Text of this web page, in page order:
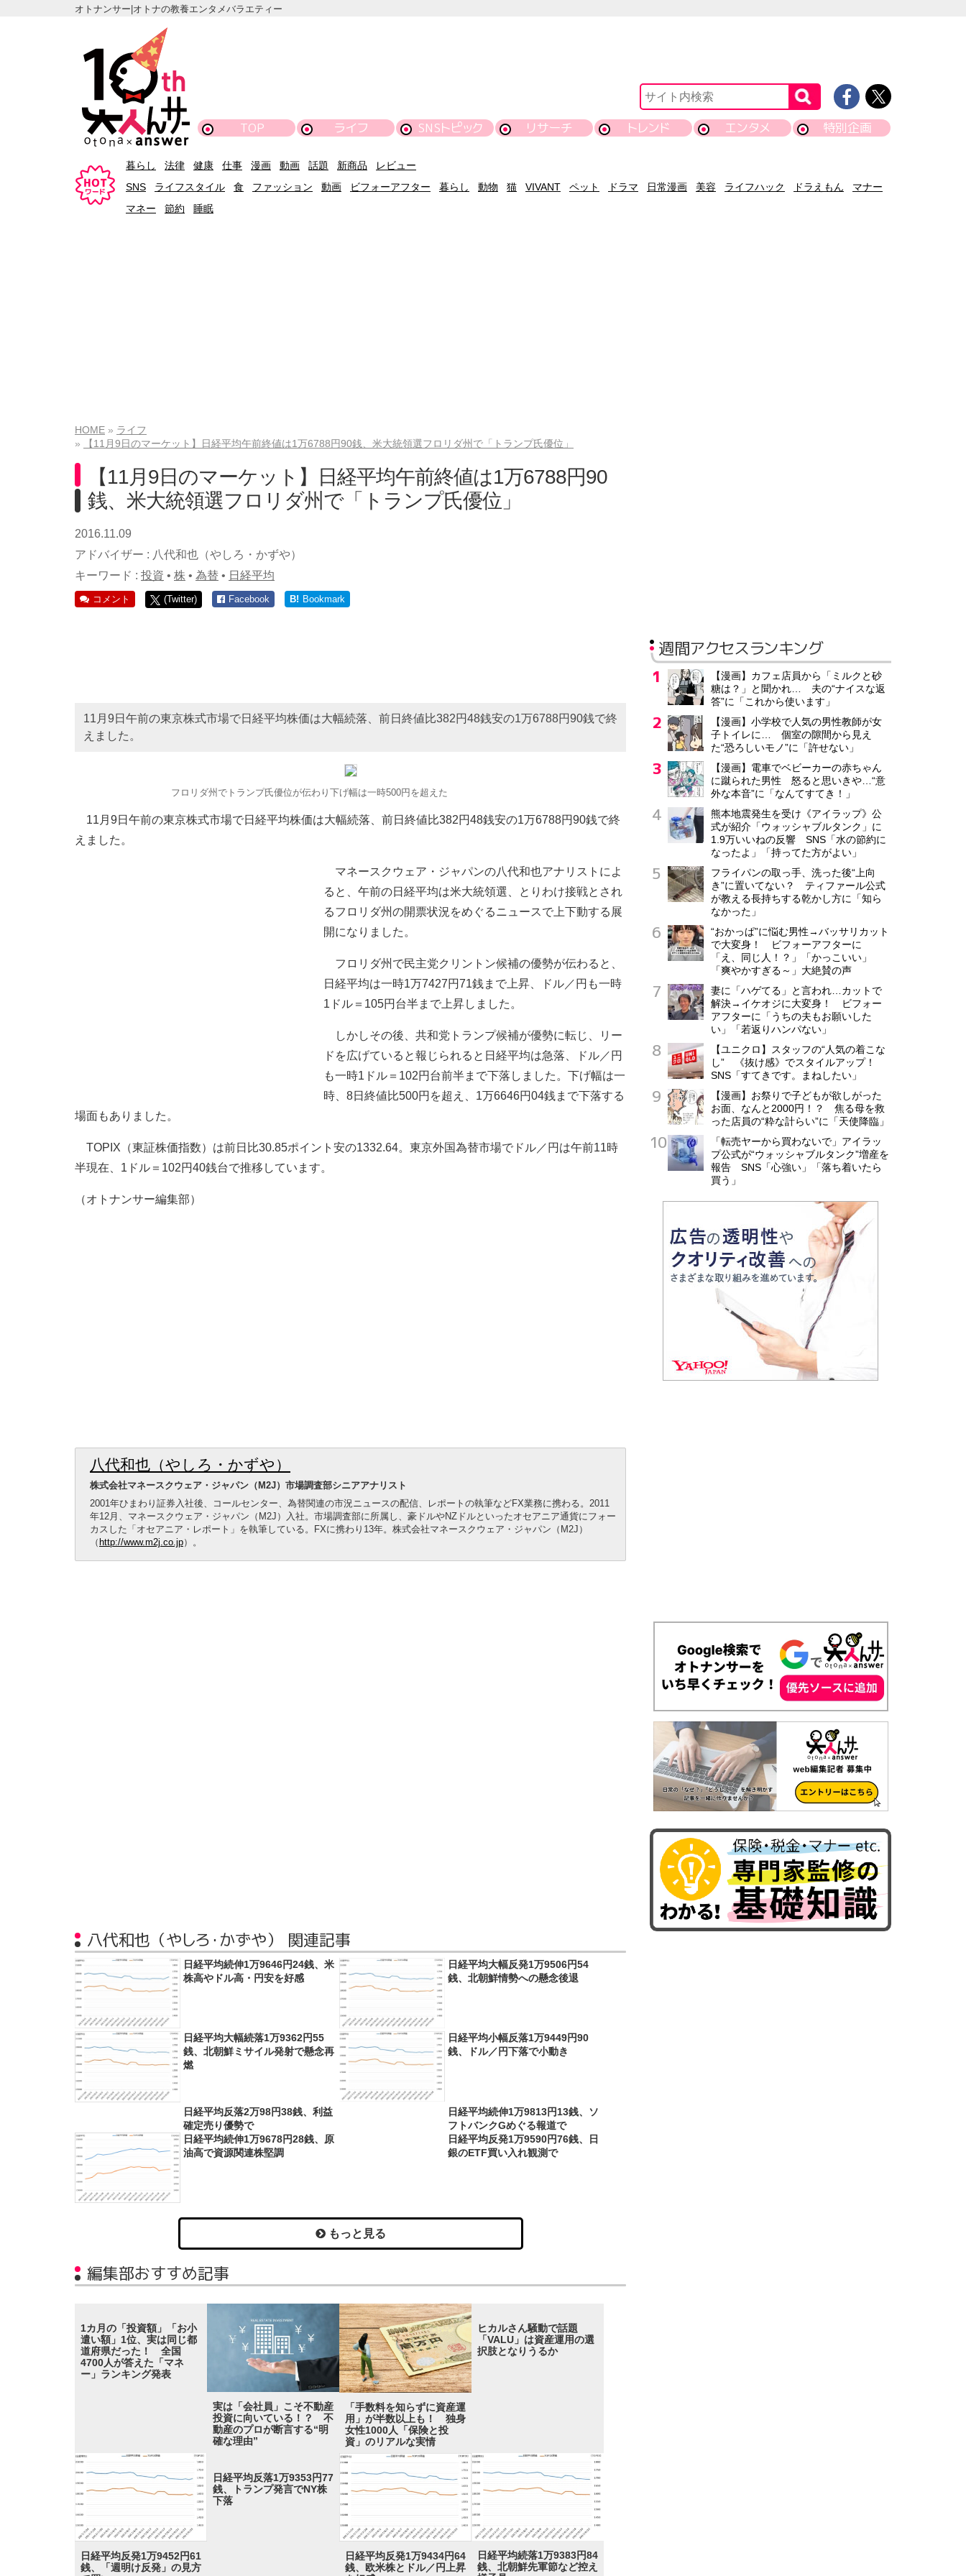
オトナンサー|オトナの教養エンタメバラエティー
TOP ライフ SNSトピック リサーチ トレンド エンタメ 特別企画
暮らし 法律 健康 仕事 漫画 動画 話題 新商品
レビュー
SNS
ライフスタイル 食 ファッション 動画 ビフォーアフター 暮らし 動物 猫 VIVANT ペット ドラマ 日常漫画 美容 ライフハック ドラえもん
マナー
マネー
節約 睡眠
HOME
ライフ
【11月9日のマーケット】日経平均午前終値は1万6788円90銭、米大統領選フロリダ州で「トランプ氏優位」
【11月9日のマーケット】日経平均午前終値は1万6788円90
銭、米大統領選フロリダ州で「トランプ氏優位」
2016.11.09
アドバイザー : 八代和也（やしろ・かずや）
キーワード : 投資 • 株 • 為替 • 日経平均
コメント (Twitter) Facebook B! Bookmark
11月9日午前の東京株式市場で日経平均株価は大幅続落、前日終値比382円48銭安の1万6788円90銭で終
えました。
フロリダ州でトランプ氏優位が伝わり下げ幅は一時500円を超えた
11月9日午前の東京株式市場で日経平均株価は大幅続落、前日終値比382円48銭安の1万6788円90銭で終
えました。
マネースクウェア・ジャパンの八代和也アナリストによ
ると、午前の日経平均は米大統領選、とりわけ接戦とされ
るフロリダ州の開票状況をめぐるニュースで上下動する展
開になりました。
フロリダ州で民主党クリントン候補の優勢が伝わると、
日経平均は一時1万7427円71銭まで上昇、ドル／円も一時
1ドル＝105円台半まで上昇しました。
しかしその後、共和党トランプ候補が優勢に転じ、リー
ドを広げていると報じられると日経平均は急落、ドル／円
も一時1ドル＝102円台前半まで下落しました。下げ幅は一
時、8日終値比500円を超え、1万6646円04銭まで下落する
場面もありました。
TOPIX（東証株価指数）は前日比30.85ポイント安の1332.64。東京外国為替市場でドル／円は午前11時
半現在、1ドル＝102円40銭台で推移しています。
（オトナンサー編集部）
八代和也（やしろ・かずや）
株式会社マネースクウェア・ジャパン（M2J）市場調査部シニアアナリスト
2001年ひまわり証券入社後、コールセンター、為替関連の市況ニュースの配信、レポートの執筆などFX業務に携わる。2011
年12月、マネースクウェア・ジャパン（M2J）入社。市場調査部に所属し、豪ドルやNZドルといったオセアニア通貨にフォー
カスした「オセアニア・レポート」を執筆している。FXに携わり13年。株式会社マネースクウェア・ジャパン（M2J）
（ http://www.m2j.co.jp）。
八代和也（やしろ・かずや） 関連記事
日経平均続伸1万9646円24銭、米
株高やドル高・円安を好感
日経平均大幅反発1万9506円54
銭、北朝鮮情勢への懸念後退
日経平均大幅続落1万9362円55
銭、北朝鮮ミサイル発射で懸念再
燃
日経平均小幅反落1万9449円90
銭、ドル／円下落で小動き
日経平均反落2万98円38銭、利益
確定売り優勢で
日経平均続伸1万9813円13銭、ソ
フトバンクGめぐる報道で
日経平均続伸1万9678円28銭、原
油高で資源関連株堅調
日経平均反発1万9590円76銭、日
銀のETF買い入れ観測で
もっと見る
編集部おすすめ記事
1カ月の「投資額」「お小
遣い額」1位、実は同じ都
道府県だった！ 全国
4700人が答えた「マネ
ー」ランキング発表
実は「会社員」こそ不動産
投資に向いている！？ 不
動産のプロが断言する“明
確な理由”
「手数料を知らずに資産運
用」が半数以上も！ 独身
女性1000人「保険と投
資」のリアルな実情
ヒカルさん騒動で話題
「VALU」は資産運用の選
択肢となりうるか
日経平均反発1万9452円61
銭、「週明け反発」の見方
日経平均反落1万9353円77
銭、トランプ発言でNY株
下落
日経平均反発1万9434円64
銭、欧米株とドル／円上昇
日経平均続落1万9383円84
銭、北朝鮮先軍節など控え
週間アクセスランキング
【漫画】カフェ店員から「ミルクと砂
糖は？」と聞かれ… 夫の“ナイスな返
答”に「これから使います」
【漫画】小学校で人気の男性教師が女
子トイレに… 個室の隙間から見え
た“恐ろしいモノ”に「許せない」
【漫画】電車でベビーカーの赤ちゃん
に蹴られた男性 怒ると思いきや…“意
外な本音”に「なんてすてき！」
熊本地震発生を受け《アイラップ》公
式が紹介「ウォッシャブルタンク」に
1.9万いいねの反響 SNS「水の節約に
なったよ」「持ってた方がよい」
フライパンの取っ手、洗った後“上向
き”に置いてない？ ティファール公式
が教える長持ちする乾かし方に「知ら
なかった」
“おかっぱ”に悩む男性→バッサリカット
で大変身！ ビフォーアフターに
「え、同じ人！？」「かっこいい」
「爽やかすぎる～」大絶賛の声
妻に「ハゲてる」と言われ…カットで
解決→イケオジに大変身！ ビフォー
アフターに「うちの夫もお願いした
い」「若返りハンパない」
【ユニクロ】スタッフの“人気の着こな
し” 《抜け感》でスタイルアップ！
SNS「すてきです。まねしたい」
【漫画】お祭りで子どもが欲しがった
お面、なんと2000円！？ 焦る母を救
った店員の“粋な計らい”に「天使降臨」
「転売ヤーから買わないで」アイラッ
プ公式が“ウォッシャブルタンク”増産を
報告 SNS「心強い」「落ち着いたら
買う」